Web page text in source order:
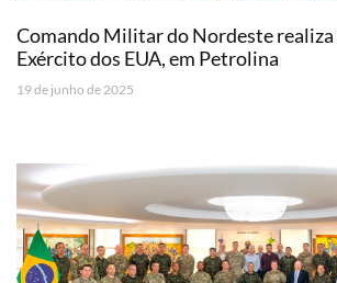
Comando Militar do Nordeste realiza
Exército dos EUA, em Petrolina
19 de junho de 2025